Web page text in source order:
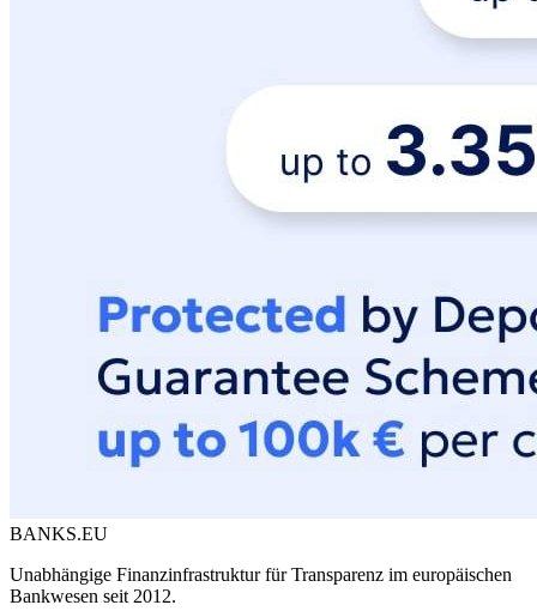
BANKS.EU
Unabhängige Finanzinfrastruktur für Transparenz im europäischen
Bankwesen seit 2012.